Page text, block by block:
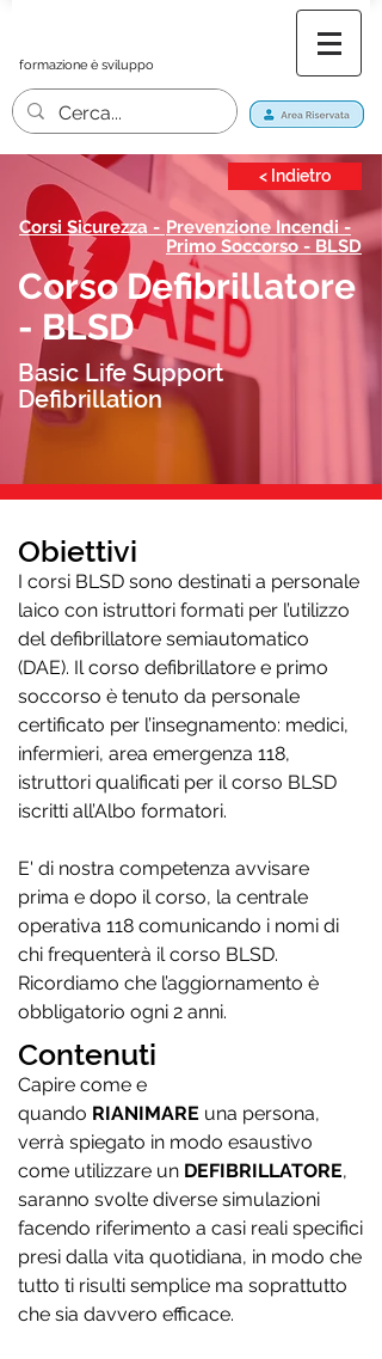
formazione è sviluppo
< Indietro
Corsi Sicurezza - Prevenzione Incendi -
Primo Soccorso - BLSD
Corso Defibrillatore
- BLSD
Basic Life Support
Defibrillation
Obiettivi
I corsi BLSD sono destinati a personale
laico con istruttori formati per l’utilizzo
del defibrillatore semiautomatico
(DAE). Il corso defibrillatore e primo
soccorso è tenuto da personale
certificato per l’insegnamento: medici,
infermieri, area emergenza 118,
istruttori qualificati per il corso BLSD
iscritti all’Albo formatori.
E' di nostra competenza avvisare
prima e dopo il corso, la centrale
operativa 118 comunicando i nomi di
chi frequenterà il corso BLSD.
Ricordiamo che l’aggiornamento è
obbligatorio ogni 2 anni.
Contenuti
Capire come e
quando RIANIMARE una persona,
verrà spiegato in modo esaustivo
come utilizzare un DEFIBRILLATORE,
saranno svolte diverse simulazioni
facendo riferimento a casi reali specifici
presi dalla vita quotidiana, in modo che
tutto ti risulti semplice ma soprattutto
che sia davvero efficace.